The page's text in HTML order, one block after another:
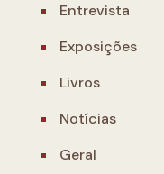
Entrevista
Exposições
Livros
Notícias
Geral